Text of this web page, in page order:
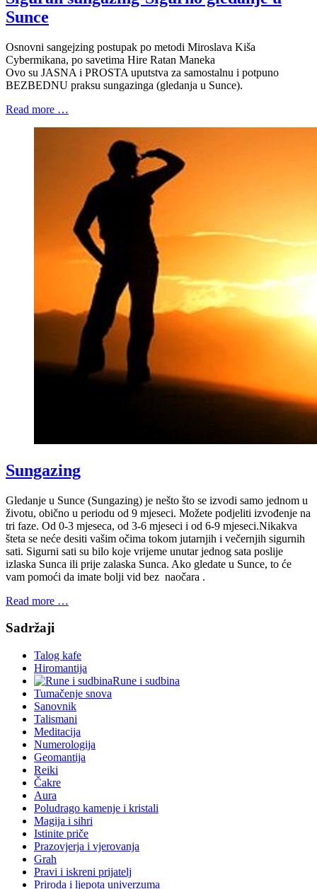
Sunce
Osnovni sangejzing postupak po metodi Miroslava Kiša
Cybermikana, po savetima Hire Ratan Maneka
Ovo su JASNA i PROSTA uputstva za samostalnu i potpuno
BEZBEDNU praksu sungazinga (gledanja u Sunce).
Read more …
Sungazing
Gledanje u Sunce (Sungazing) je nešto što se izvodi samo jednom u
životu, obično u periodu od 9 mjeseci. Možete podjeliti izvođenje na
tri faze. Od 0-3 mjeseca, od 3-6 mjeseci i od 6-9 mjeseci.Nikakva
šteta se neće desiti vašim očima tokom jutarnjih i večernjih sigurnih
sati. Sigurni sati su bilo koje vrijeme unutar jednog sata poslije
izlaska Sunca ili prije zalaska Sunca. Ako gledate u Sunce, to će
vam pomoći da imate bolji vid bez naočara .
Read more …
Sadržaji
Talog kafe
Hiromantija
Rune i sudbina
Tumačenje snova
Sanovnik
Talismani
Meditacija
Numerologija
Geomantija
Reiki
Čakre
Aura
Poludrago kamenje i kristali
Magija i sihri
Istinite priče
Prazovjerja i vjerovanja
Grah
Pravi i iskreni prijatelj
Priroda i ljepota univerzuma